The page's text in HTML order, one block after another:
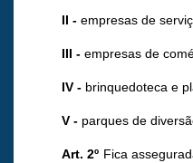
II - empresas de
III - empresas de
IV - brinquedoteca e
V - parques de
Art. 2º Fica